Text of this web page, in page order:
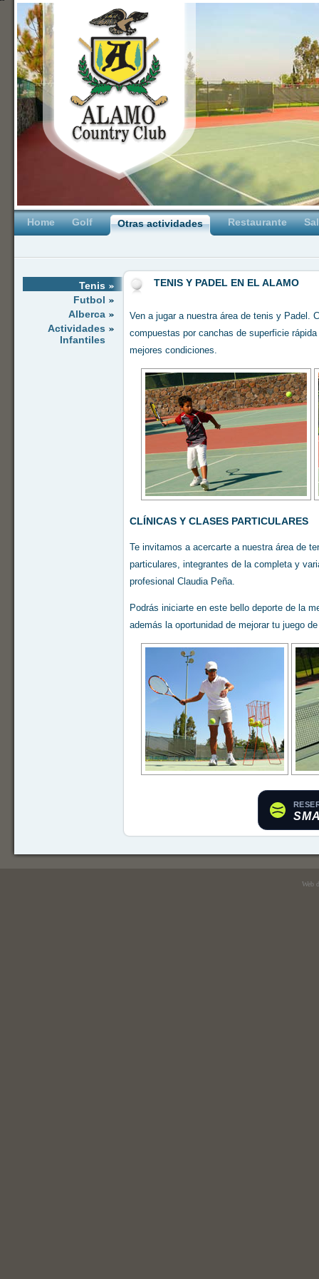
Home Golf Otras actividades Restaurante
Tenis
Futbol
Alberca
Actividades
Infantiles
TENIS Y PADEL EN EL ALAMO
Ven a jugar a nuestra área de tenis y Padel.
compuestas por canchas de superficie
mejores condiciones.
CLÍNICAS Y CLASES PARTICULARES
Te invitamos a acercarte a nuestra área de
particulares, integrantes de la completa y
profesional Claudia Peña.
Podrás iniciarte en este bello deporte de la
además la oportunidad de mejorar tu juego
Web